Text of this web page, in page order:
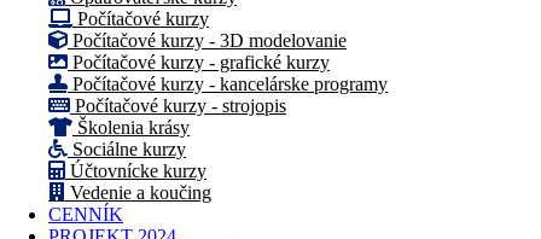
Počítačové kurzy
Počítačové kurzy - 3D modelovanie
Počítačové kurzy - grafické kurzy
Počítačové kurzy - kancelárske programy
Počítačové kurzy - strojopis
Školenia krásy
Sociálne kurzy
Účtovnícke kurzy
Vedenie a koučing
CENNÍK